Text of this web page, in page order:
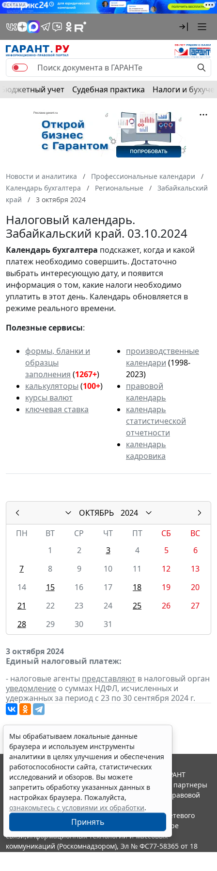
РЕКЛАМА
Бюджетный учет Судебная практика Налоги и
Новости и аналитика
Профессиональные календари
Календарь бухгалтера
Региональные
Забайкальский
край
3 октября 2024
Налоговый календарь.
Забайкальский край. 03.10.2024
Календарьбухгалтера подскажет, когда и какой
платеж необходимо совершить. Достаточно
выбрать интересующую дату, и появится
информация о том, какие налоги необходимо
уплатить в этот день. Календарь обновляется в
режиме реального времени.
Полезные сервисы:
формы, бланки и
образцы
заполнения (1267+)
калькуляторы (100+)
курсы валют
ключевая ставка
производственные
календари (1998-
2023)
правовой
календарь
календарь
статистической
отчетности
календарь
кадровика
ОКТЯБРЬ
2024
ПН
ВТ СР ЧТ ПТ СБ
ВС
1
2 3 4 5
6
7
8 9 10 11 12
13
14
15 16 17 18 19
20
21
22 23 24 25 26
27
28
29 30 31
3 октября 2024
Единый налоговый платеж:
- налоговые агенты представляют в налоговый орган
уведомление о суммах НДФЛ, исчисленных и
удержанных за период с 23 по 30 сентября 2024 г.
Мы обрабатываем локальные данные
браузера и используем инструменты
аналитики в целях улучшения и обеспечения
работоспособности сайта, статистических
исследований и обзоров. Вы можете
запретить обработку указанных данных в
настройках браузера. Пожалуйста,
ознакомьтесь с условиями их обработки.
Принять
© ООО "НПП "ГАРАНТ-СЕРВИС", 2026. Система ГАРАНТ
выпускается с 1990 года. Компания "Гарант" и ее партнеры
являются участниками Российской ассоциации правовой
информации ГАРАНТ.
Портал ГАРАНТ.РУ зарегистрирован в качестве сетевого
издания Федеральной службой по надзору в сфере
связи,информационных технологий и массовых
коммуникаций (Роскомнадзором), Эл № ФС77-58365 от 18